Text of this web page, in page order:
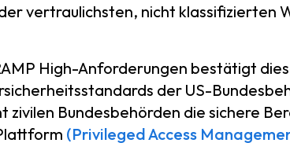
vertraulichsten, nicht klassifizierten
High-Anforderungen bestätigt
der US-
Bundesbehörden die sichere
(Privileged Access